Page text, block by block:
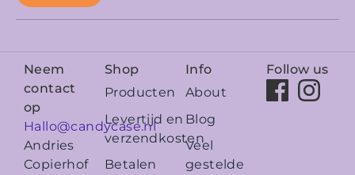
Neem
contact
op
Hallo@candycase.nl
Andries
Copierhof
Shop
Producten
Levertijd en
verzendkosten
Betalen
Info
About
Blog
Veel
gestelde
Follow us